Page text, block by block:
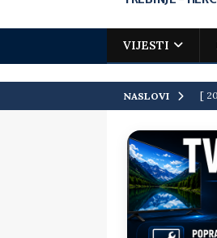
VIJESTI
NASLOVI [
[
[
[
[